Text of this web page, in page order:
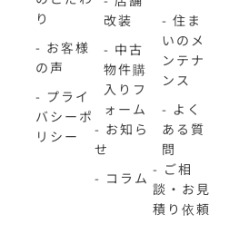
り
- お客様
の声
- プライ
バシーポ
リシー
改装
- 中古
物件購
入りフ
ォーム
- お知ら
せ
- コラム
- 住ま
いのメ
ンテナ
ンス
- よく
ある質
問
- ご相
談・お見
積り依頼